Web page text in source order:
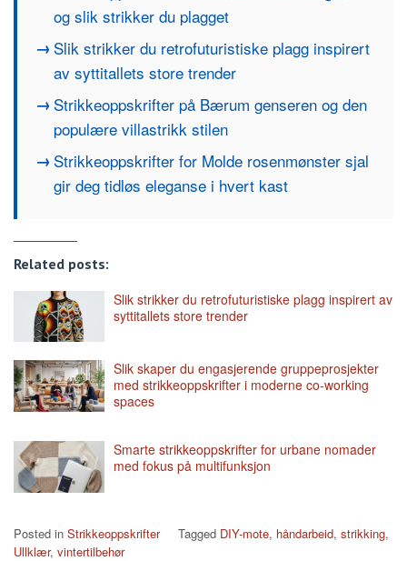
og slik strikker du plagget
Slik strikker du retrofuturistiske plagg inspirert
av syttitallets store trender
Strikkeoppskrifter på Bærum genseren og den
populære villastrikk stilen
Strikkeoppskrifter for Molde rosenmønster sjal
gir deg tidløs eleganse i hvert kast
Related posts:
Slik strikker du retrofuturistiske plagg inspirert av
syttitallets store trender
Slik skaper du engasjerende gruppeprosjekter
med strikkeoppskrifter i moderne co-working
spaces
Smarte strikkeoppskrifter for urbane nomader
med fokus på multifunksjon
Posted in Strikkeoppskrifter Tagged DIY-mote, håndarbeid, strikking,
Ullklær, vintertilbehør